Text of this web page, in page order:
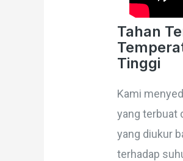
Tahan
Tinggi
Kami
yang terbuat
yang diukur
terhadap